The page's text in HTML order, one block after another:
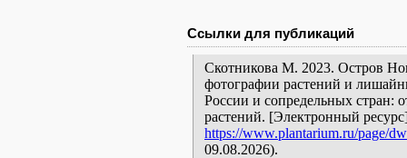
Ссылки для публикаций
Скотникова М. 2023. Остров
фотографии растений и
России и сопредельных стран:
растений. [Электронный
https://www.plantarium.ru/page/
09.08.2026).